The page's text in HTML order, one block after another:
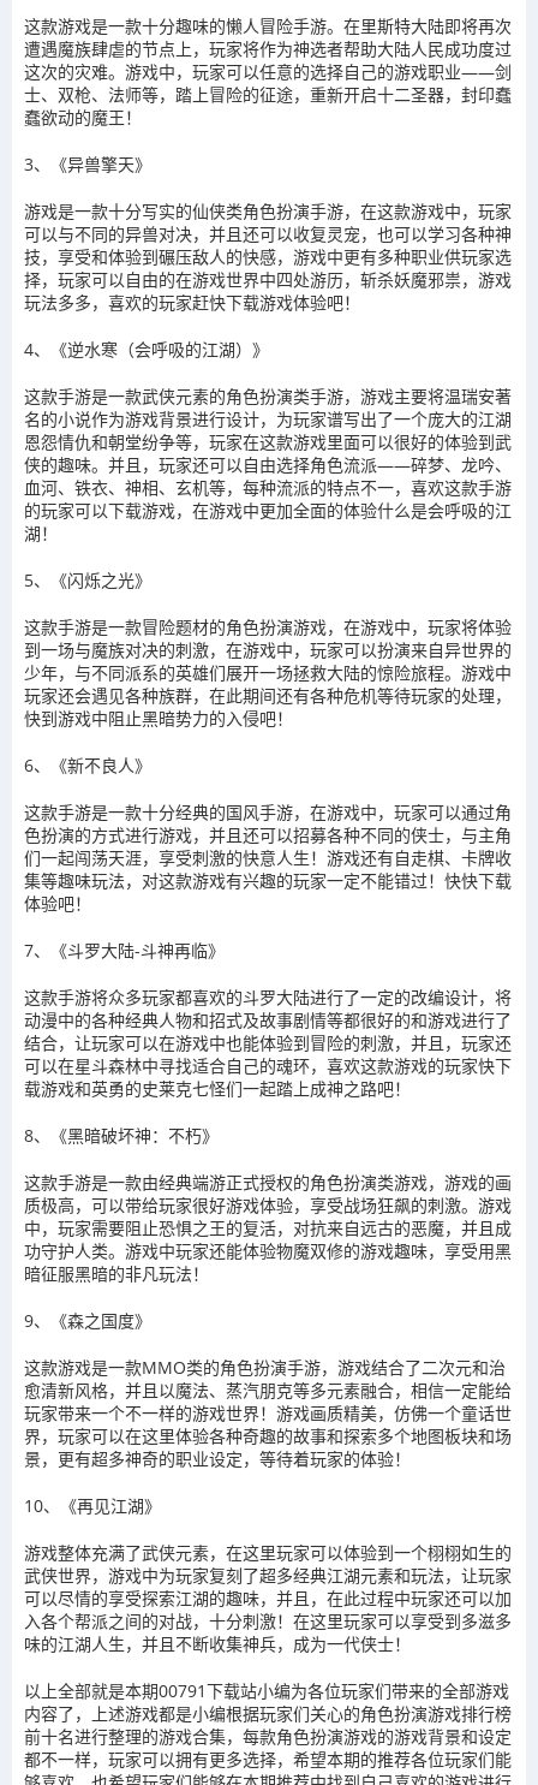
这款游戏是一款十分趣味的懒人冒险手游。在里斯特大陆即将再次
遭遇魔族肆虐的节点上，玩家将作为神选者帮助大陆人民成功度过
这次的灾难。游戏中，玩家可以任意的选择自己的游戏职业——剑
士、双枪、法师等，踏上冒险的征途，重新开启十二圣器，封印蠢
蠢欲动的魔王！
3、《异兽擎天》
游戏是一款十分写实的仙侠类角色扮演手游，在这款游戏中，玩家
可以与不同的异兽对决，并且还可以收复灵宠，也可以学习各种神
技，享受和体验到碾压敌人的快感，游戏中更有多种职业供玩家选
择，玩家可以自由的在游戏世界中四处游历，斩杀妖魔邪祟，游戏
玩法多多，喜欢的玩家赶快下载游戏体验吧！
4、《逆水寒（会呼吸的江湖）》
这款手游是一款武侠元素的角色扮演类手游，游戏主要将温瑞安著
名的小说作为游戏背景进行设计，为玩家谱写出了一个庞大的江湖
恩怨情仇和朝堂纷争等，玩家在这款游戏里面可以很好的体验到武
侠的趣味。并且，玩家还可以自由选择角色流派——碎梦、龙吟、
血河、铁衣、神相、玄机等，每种流派的特点不一，喜欢这款手游
的玩家可以下载游戏，在游戏中更加全面的体验什么是会呼吸的江
湖！
5、《闪烁之光》
这款手游是一款冒险题材的角色扮演游戏，在游戏中，玩家将体验
到一场与魔族对决的刺激，在游戏中，玩家可以扮演来自异世界的
少年，与不同派系的英雄们展开一场拯救大陆的惊险旅程。游戏中
玩家还会遇见各种族群，在此期间还有各种危机等待玩家的处理，
快到游戏中阻止黑暗势力的入侵吧！
6、《新不良人》
这款手游是一款十分经典的国风手游，在游戏中，玩家可以通过角
色扮演的方式进行游戏，并且还可以招募各种不同的侠士，与主角
们一起闯荡天涯，享受刺激的快意人生！游戏还有自走棋、卡牌收
集等趣味玩法，对这款游戏有兴趣的玩家一定不能错过！快快下载
体验吧！
7、《斗罗大陆-斗神再临》
这款手游将众多玩家都喜欢的斗罗大陆进行了一定的改编设计，将
动漫中的各种经典人物和招式及故事剧情等都很好的和游戏进行了
结合，让玩家可以在游戏中也能体验到冒险的刺激，并且，玩家还
可以在星斗森林中寻找适合自己的魂环，喜欢这款游戏的玩家快下
载游戏和英勇的史莱克七怪们一起踏上成神之路吧！
8、《黑暗破坏神：不朽》
这款手游是一款由经典端游正式授权的角色扮演类游戏，游戏的画
质极高，可以带给玩家很好游戏体验，享受战场狂飙的刺激。游戏
中，玩家需要阻止恐惧之王的复活，对抗来自远古的恶魔，并且成
功守护人类。游戏中玩家还能体验物魔双修的游戏趣味，享受用黑
暗征服黑暗的非凡玩法！
9、《森之国度》
这款游戏是一款MMO类的角色扮演手游，游戏结合了二次元和治
愈清新风格，并且以魔法、蒸汽朋克等多元素融合，相信一定能给
玩家带来一个不一样的游戏世界！游戏画质精美，仿佛一个童话世
界，玩家可以在这里体验各种奇趣的故事和探索多个地图板块和场
景，更有超多神奇的职业设定，等待着玩家的体验！
10、《再见江湖》
游戏整体充满了武侠元素，在这里玩家可以体验到一个栩栩如生的
武侠世界，游戏中为玩家复刻了超多经典江湖元素和玩法，让玩家
可以尽情的享受探索江湖的趣味，并且，在此过程中玩家还可以加
入各个帮派之间的对战，十分刺激！在这里玩家可以享受到多滋多
味的江湖人生，并且不断收集神兵，成为一代侠士！
以上全部就是本期00791下载站小编为各位玩家们带来的全部游戏
内容了，上述游戏都是小编根据玩家们关心的角色扮演游戏排行榜
前十名进行整理的游戏合集，每款角色扮演游戏的游戏背景和设定
都不一样，玩家可以拥有更多选择，希望本期的推荐各位玩家们能